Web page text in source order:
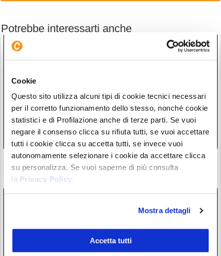
Cookie
Questo sito utilizza alcuni tipi di cookie tecnici necessari
per il corretto funzionamento dello stesso, nonché cookie
statistici e di Profilazione anche di terze parti. Se vuoi
negare il consenso clicca su rifiuta tutti, se vuoi accettare
tutti i cookie clicca su accetta tutti, se invece vuoi
autonomamente selezionare i cookie da accettare clicca
su personalizza. Se vuoi saperne di più consulta
la Privacy Policy.
Mostra dettagli
Accetta tutti
Potrebbe interessarti anche
Zcash completa l’atteso aggiornamento Ironwood: la supply
di $ZEC è ora verificata
28/07/26 18:57